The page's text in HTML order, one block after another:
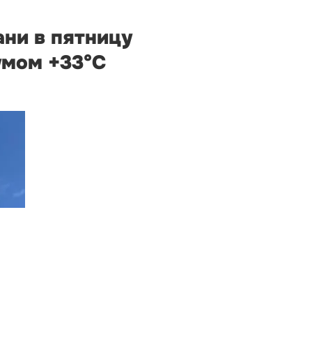
в пятницу
+33°С